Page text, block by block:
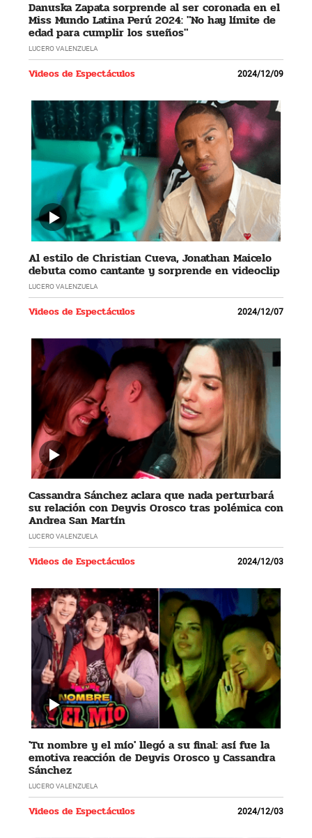
Danuska Zapata sorprende al ser coronada en el
Miss Mundo Latina Perú 2024: "No hay límite de
edad para cumplir los sueños"
LUCERO VALENZUELA
Videos de Espectáculos 2024/12/09
Al estilo de Christian Cueva, Jonathan Maicelo
debuta como cantante y sorprende en videoclip
LUCERO VALENZUELA
Videos de Espectáculos 2024/12/07
Cassandra Sánchez aclara que nada perturbará
su relación con Deyvis Orosco tras polémica con
Andrea San Martín
LUCERO VALENZUELA
Videos de Espectáculos 2024/12/03
'Tu nombre y el mío' llegó a su final: así fue la
emotiva reacción de Deyvis Orosco y Cassandra
Sánchez
LUCERO VALENZUELA
Videos de Espectáculos 2024/12/03